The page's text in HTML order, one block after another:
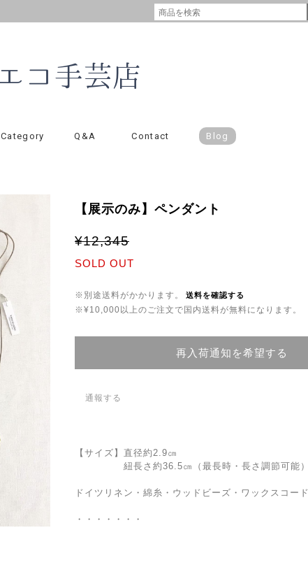
Category Q&A Contact Blog
【展示のみ】ペンダント
¥12,345
SOLD OUT
※別途送料がかかります。 送料を確認する
※¥10,000以上のご注文で国内送料が無料になります。
再入荷通知を希望する
通報する
【サイズ】直径約2.9㎝
紐長さ約36.5㎝（最長時・長さ調節可能）
ドイツリネン・綿糸・ウッドビーズ・ワックスコード
・・・・・・・